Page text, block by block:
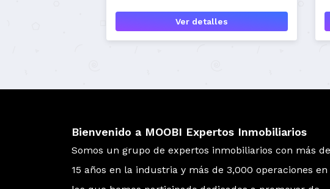
Bienvenido a MOOBI Expertos Inmobiliarios
Somos un grupo de expertos inmobiliarios con más de
15 años en la industria y más de 3,000 operaciones en